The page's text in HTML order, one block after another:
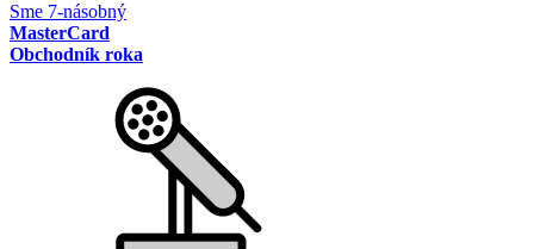
Sme 7-násobný
MasterCard
Obchodník roka